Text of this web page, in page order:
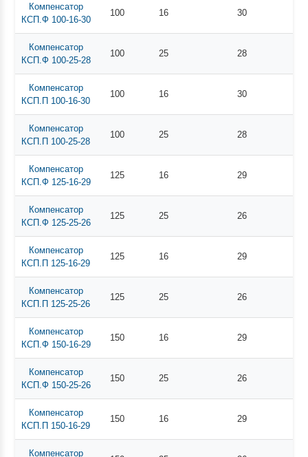
Компенсатор
КСП.Ф 100-16-30
100 16 30
Компенсатор
КСП.Ф 100-25-28
100 25 28
Компенсатор
КСП.П 100-16-30
100 16 30
Компенсатор
КСП.П 100-25-28
100 25 28
Компенсатор
КСП.Ф 125-16-29
125 16 29
Компенсатор
КСП.Ф 125-25-26
125 25 26
Компенсатор
КСП.П 125-16-29
125 16 29
Компенсатор
КСП.П 125-25-26
125 25 26
Компенсатор
КСП.Ф 150-16-29
150 16 29
Компенсатор
КСП.Ф 150-25-26
150 25 26
Компенсатор
КСП.П 150-16-29
150 16 29
Компенсатор